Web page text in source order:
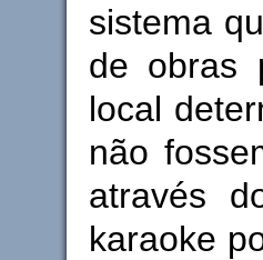
sistema
de obras
local
não
através
karaoke